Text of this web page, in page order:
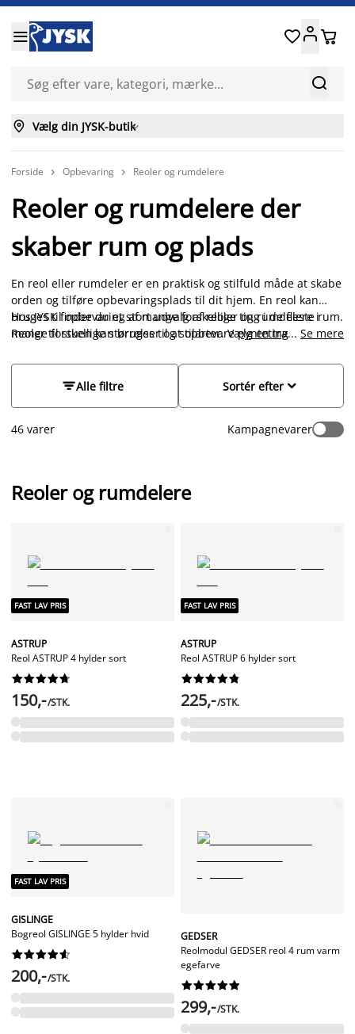


 
 Vælg din JYSK-butik
Forside  Opbevaring  Reoler og rumdelere
Reoler og rumdelere der
skaber rum og plads
En reol eller rumdeler er en praktisk og stilfuld måde at skabe
orden og tilføre opbevaringsplads til dit hjem. En reol kan
bruges til opbevaring af mange forskellige ting i de fleste rum.
Reoler til stuen kan bruges til at opbevarepynteting, i
kontoret. En rumdeler er særligt oplagt til placere midt i
rummet for at dele det op i to.
Hos JYSK finder du et stort udvalg af reoler og rumdelere i
mange forskellige størrelser og stilarter. Vælg en træ reol for
minimalistisk udtryk. Find præcis den reol der passer til dit
hjem i vores brede sortiment.
... Se mere
Alle filtre 
Sortér efter
46 varer Kampagnevarer
Reoler og rumdelere
FAST LAV PRIS
ASTRUP
Reol ASTRUP 4 hylder sort






150,-/STK.
FAST LAV PRIS
ASTRUP
Reol ASTRUP 6 hylder sort






225,-/STK.
FAST LAV PRIS
GISLINGE
Bogreol GISLINGE 5 hylder hvid






200,-/STK.
GEDSER
Reolmodul GEDSER reol 4 rum varm
egefarve






299,-/STK.